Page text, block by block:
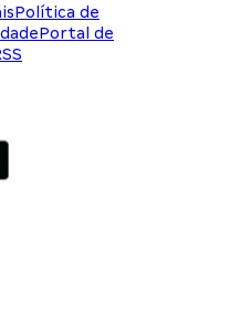
Política de
Portal de